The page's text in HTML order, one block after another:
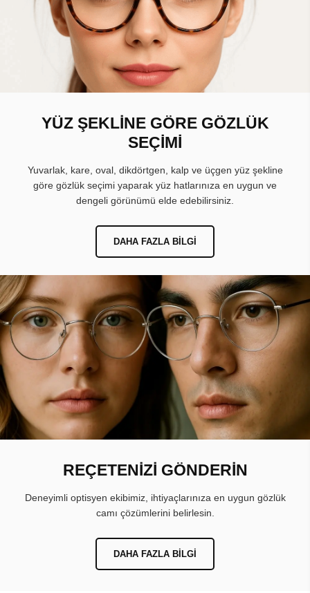
YÜZ ŞEKLİNE GÖRE GÖZLÜK
SEÇİMİ
Yuvarlak, kare, oval, dikdörtgen, kalp ve üçgen yüz şekline
göre gözlük seçimi yaparak yüz hatlarınıza en uygun ve
dengeli görünümü elde edebilirsiniz.
DAHA FAZLA BILGI
REÇETENİZİ GÖNDERİN
Deneyimli optisyen ekibimiz, ihtiyaçlarınıza en uygun gözlük
camı çözümlerini belirlesin.
DAHA FAZLA BILGI